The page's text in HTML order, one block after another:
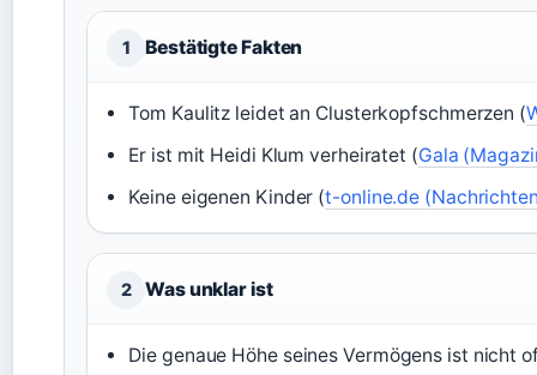
1 Bestätigte Fakten
Tom Kaulitz leidet an Clusterkopfschmerzen (
Er ist mit Heidi Klum verheiratet (Gala
Keine eigenen Kinder (t-online.de
2 Was unklar ist
Die genaue Höhe seines Vermögens ist nicht